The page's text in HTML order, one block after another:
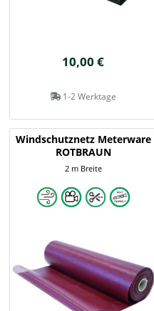
10,00 €
1-2 Werktage
Windschutznetz Meterware
ROTBRAUN
2 m Breite